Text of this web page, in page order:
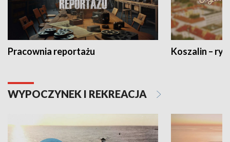
Pracownia reportażu Koszalin –
WYPOCZYNEK I REKREACJA